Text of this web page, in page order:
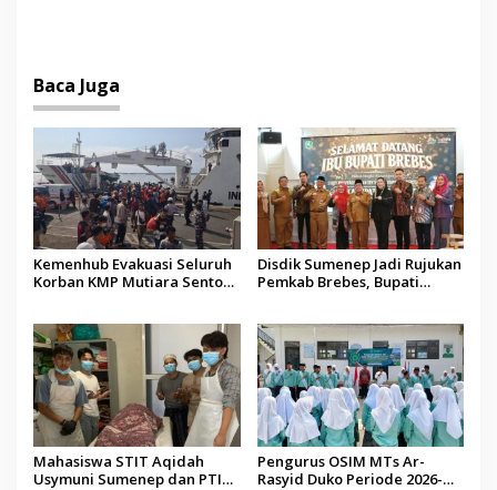
Baca Juga
Kemenhub Evakuasi Seluruh
Korban KMP Mutiara Sentosa
Disdik Sumenep Jadi Rujukan
Pemkab Brebes, Bupati
Mahasiswa STIT Aqidah
Usymuni Sumenep dan PTIQ
Pengurus OSIM MTs Ar-
Rasyid Duko Periode 2026-